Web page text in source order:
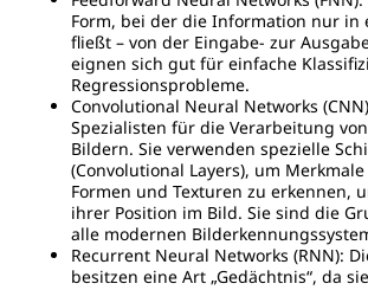
Form, bei der die Information nur in
fließt – von der Eingabe- zur
eignen sich gut für einfache
Regressionsprobleme.
Convolutional Neural Networks
Spezialisten für die Verarbeitung
Bildern. Sie verwenden spezielle
(Convolutional Layers), um
Formen und Texturen zu erkennen,
ihrer Position im Bild. Sie sind die
alle modernen
Recurrent Neural Networks (RNN):
besitzen eine Art „Gedächtnis“, da